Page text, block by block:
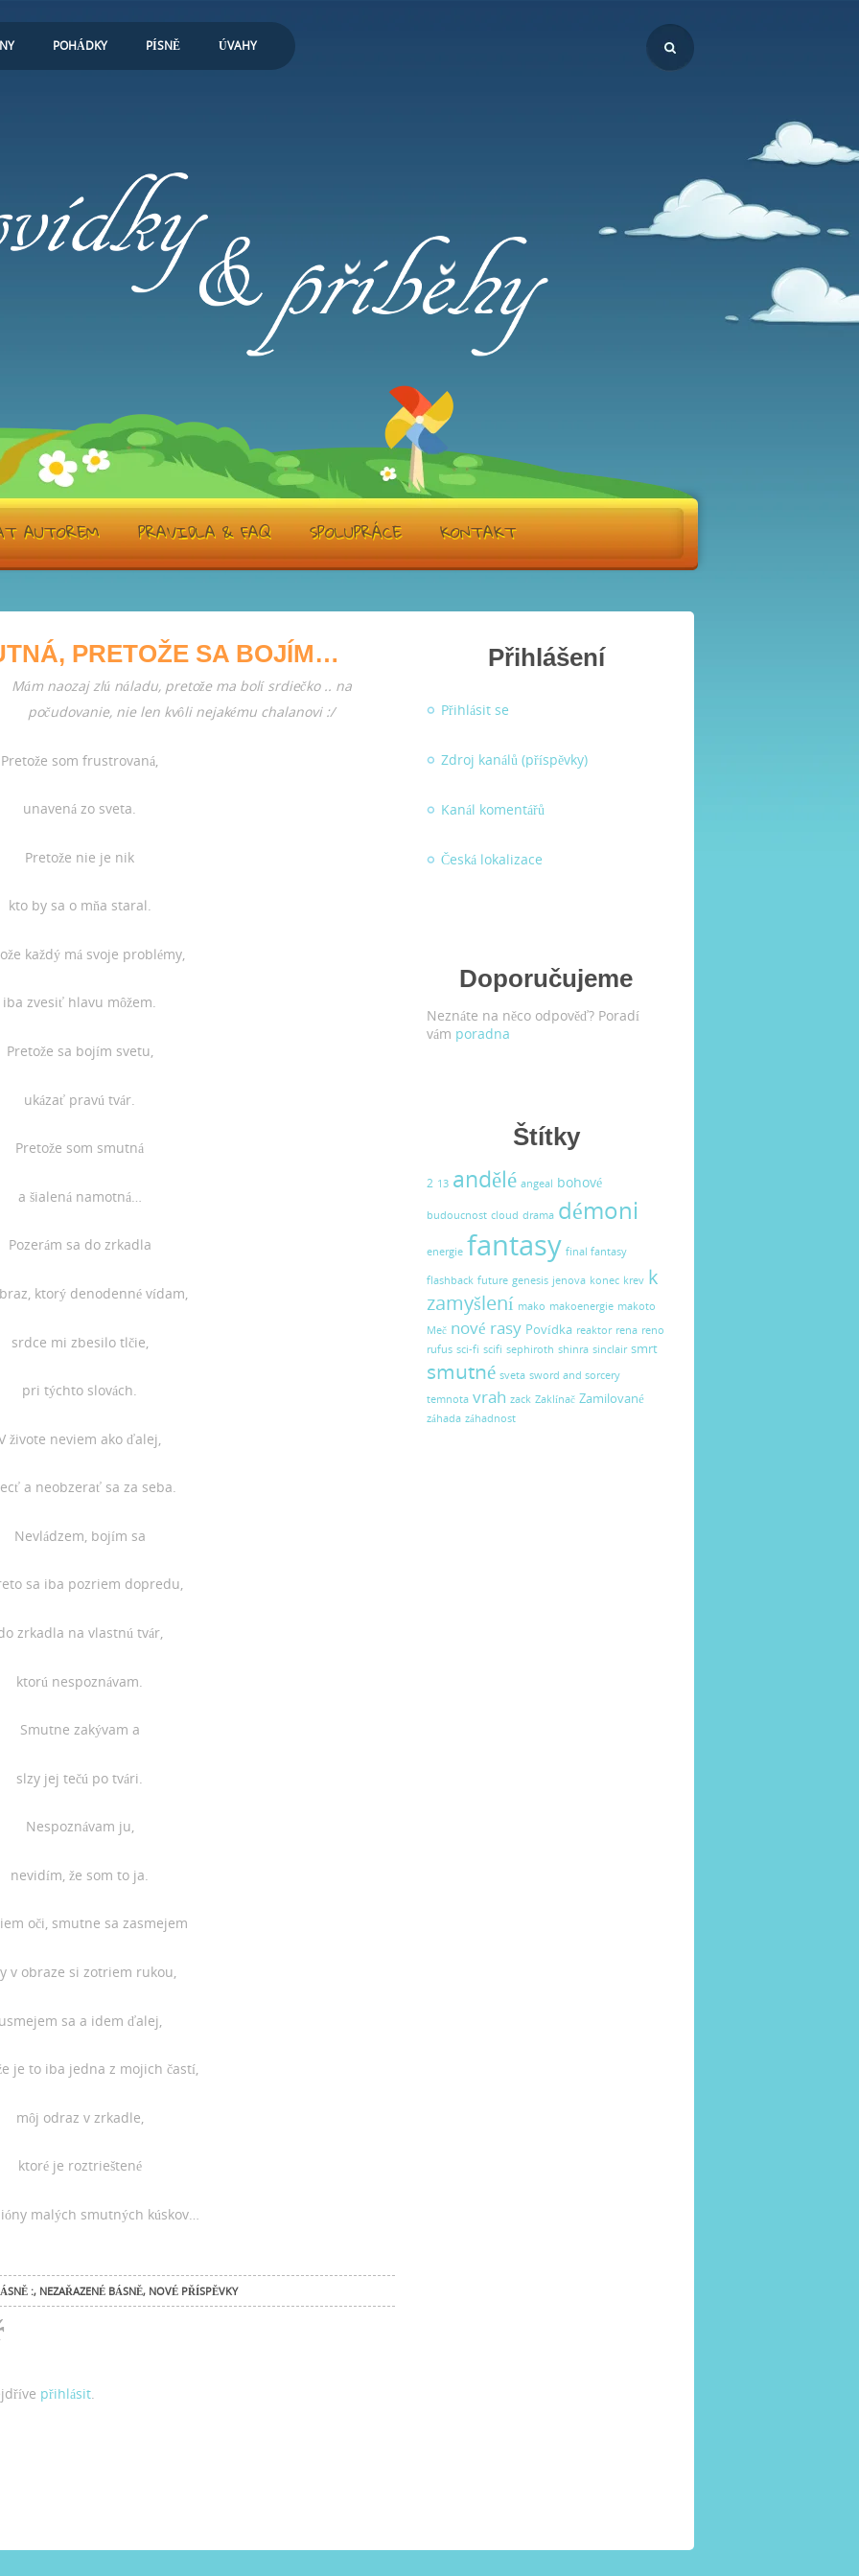
POHÁDKY PÍSNĚ ÚVAHY
AUTOREM PRAVIDLA & FAQ SPOLUPRÁCE KONTAKT
PRETOŽE SA BOJÍM…
Mám naozaj zlú náladu, pretože ma bolí srdiečko .. na
počudovanie, nie len kvôli nejakému chalanovi :/
Pretože som frustrovaná,
unavená zo sveta.
Pretože nie je nik
kto by sa o mňa staral.
každý má svoje problémy,
iba zvesiť hlavu môžem.
Pretože sa bojím svetu,
ukázať pravú tvár.
Pretože som smutná
a šialená namotná…
Pozerám sa do zrkadla
ktorý denodenné vídam,
srdce mi zbesilo tlčie,
pri týchto slovách.
živote neviem ako ďalej,
a neobzerať sa za seba.
Nevládzem, bojím sa
sa iba pozriem dopredu,
zrkadla na vlastnú tvár,
ktorú nespoznávam.
Smutne zakývam a
slzy jej tečú po tvári.
Nespoznávam ju,
nevidím, že som to ja.
oči, smutne sa zasmejem
v obraze si zotriem rukou,
sa a idem ďalej,
je to iba jedna z mojich častí,
môj odraz v zrkadle,
ktoré je roztrieštené
malých smutných kúskov…
:, NEZAŘAZENÉ BÁSNĚ, NOVÉ PŘÍSPĚVKY
přihlásit.
Přihlášení
Přihlásit se
Zdroj kanálů (příspěvky)
Kanál komentářů
Česká lokalizace
Doporučujeme
Neznáte na něco odpověď? Poradí
vám poradna
Štítky
2 13 andělé angeal bohové
budoucnost cloud drama démoni
energie fantasy final fantasy
flashback future genesis jenova konec krev k
zamyšlení mako makoenergie makoto
Meč nové rasy Povídka reaktor rena reno
rufus sci-fi scifi sephiroth shinra sinclair smrt
smutné sveta sword and sorcery
temnota vrah zack Zaklínač Zamilované
záhada záhadnost